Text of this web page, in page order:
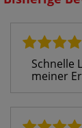
Schnelle
meiner